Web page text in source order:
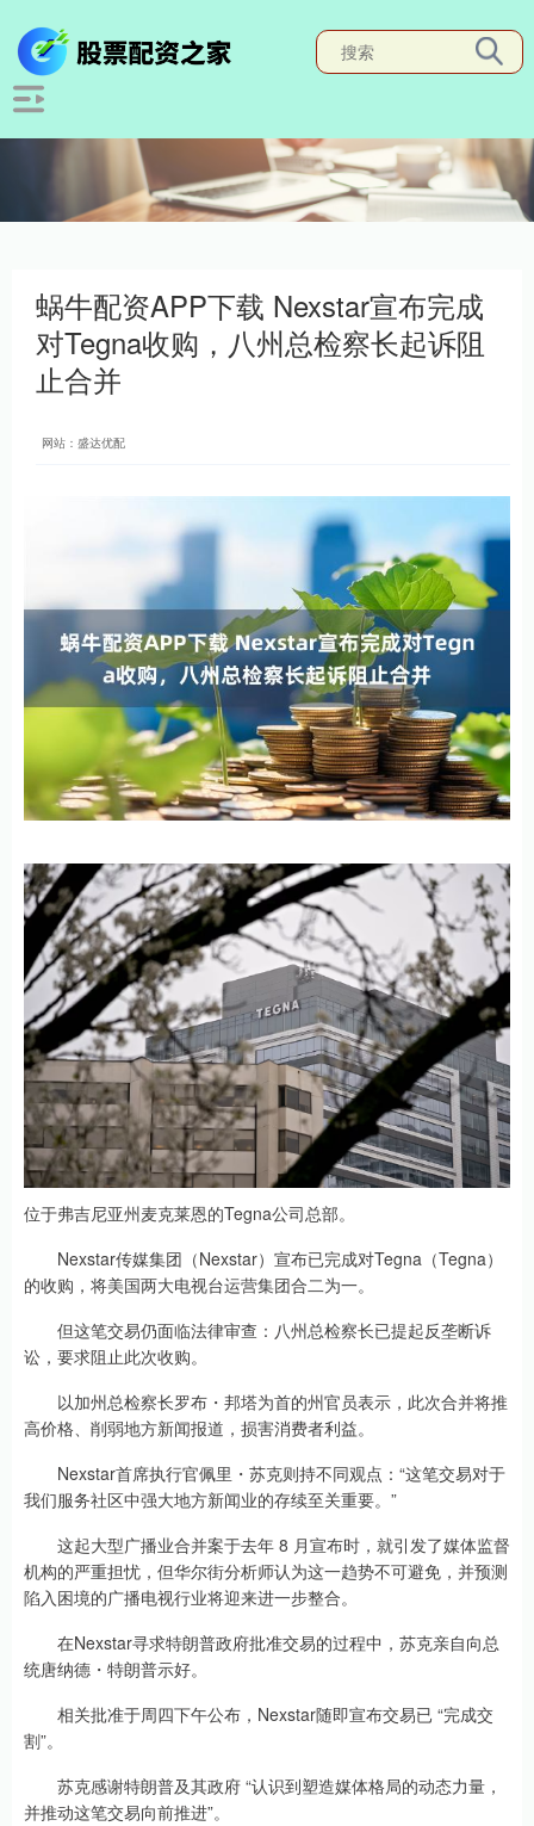
蜗牛配资APP下载 Nexstar宣布完成
对Tegna收购，八州总检察长起诉阻
止合并
网站：盛达优配
位于弗吉尼亚州麦克莱恩的Tegna公司总部。
Nexstar传媒集团（Nexstar）宣布已完成对Tegna（Tegna）
的收购，将美国两大电视台运营集团合二为一。
但这笔交易仍面临法律审查：八州总检察长已提起反垄断诉
讼，要求阻止此次收购。
以加州总检察长罗布・邦塔为首的州官员表示，此次合并将推
高价格、削弱地方新闻报道，损害消费者利益。
Nexstar首席执行官佩里・苏克则持不同观点：“这笔交易对于
我们服务社区中强大地方新闻业的存续至关重要。”
这起大型广播业合并案于去年 8 月宣布时，就引发了媒体监督
机构的严重担忧，但华尔街分析师认为这一趋势不可避免，并预测
陷入困境的广播电视行业将迎来进一步整合。
在Nexstar寻求特朗普政府批准交易的过程中，苏克亲自向总
统唐纳德・特朗普示好。
相关批准于周四下午公布，Nexstar随即宣布交易已 “完成交
割”。
苏克感谢特朗普及其政府 “认识到塑造媒体格局的动态力量，
并推动这笔交易向前推进”。